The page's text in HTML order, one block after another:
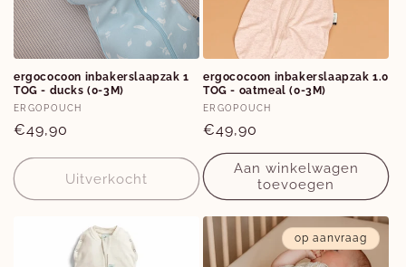
ergococoon inbakerslaapzak 1
TOG - ducks (0-3M)
Verkoper:
ERGOPOUCH
Normale
€49,90
Uitverkocht
ergococoon inbakerslaapzak 1.0
TOG - oatmeal (0-3M)
Verkoper:
ERGOPOUCH
Normale
prijs
€49,90
Aan winkelwagen
toevoegen
op aanvraag